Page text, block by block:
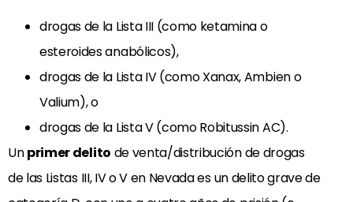
drogas de la Lista III (como ketamina o
esteroides anabólicos),
drogas de la Lista IV (como Xanax, Ambien o
Valium), o
drogas de la Lista V (como Robitussin AC).
Unprimer delito de venta/distribución de drogas
de las Listas III, IV o V en Nevada es un delito grave de